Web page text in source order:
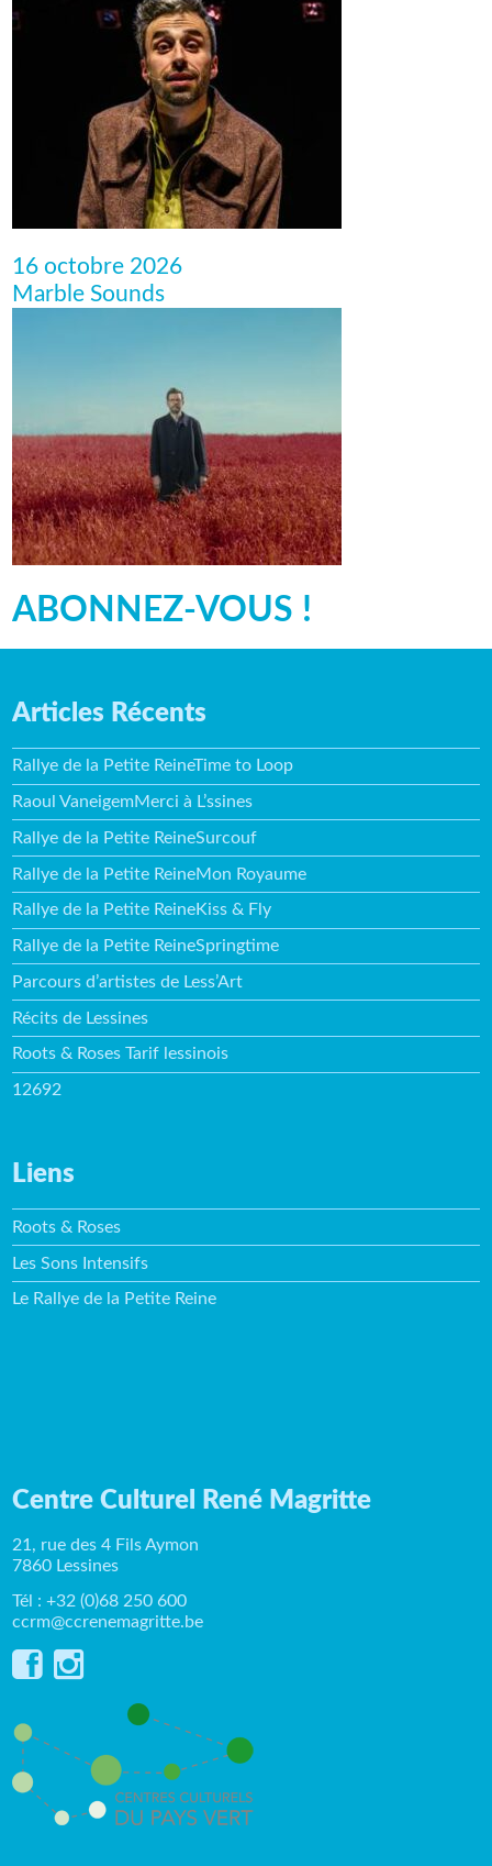
16 octobre 2026
Marble Sounds
ABONNEZ-VOUS !
Articles Récents
Rallye de la Petite ReineTime to Loop
Raoul VaneigemMerci à L’ssines
Rallye de la Petite ReineSurcouf
Rallye de la Petite ReineMon Royaume
Rallye de la Petite ReineKiss & Fly
Rallye de la Petite ReineSpringtime
Parcours d’artistes de Less’Art
Récits de Lessines
Roots & Roses Tarif lessinois
12692
Liens
Roots & Roses
Les Sons Intensifs
Le Rallye de la Petite Reine
Centre Culturel René Magritte
21, rue des 4 Fils Aymon
7860 Lessines
Tél : +32 (0)68 250 600
ccrm@ccrenemagritte.be